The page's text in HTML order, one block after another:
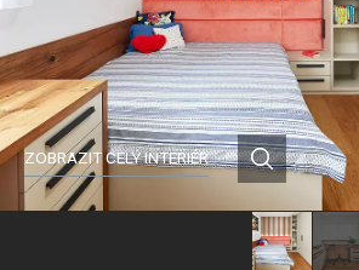
ZOBRAZIT CELÝ INTERIÉR